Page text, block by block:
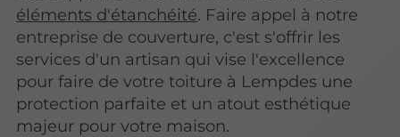
éléments d'étanchéité. Faire appel à notre
entreprise de couverture, c'est s'offrir les
services d'un artisan qui vise l'excellence
pour faire de votre toiture à Lempdes une
protection parfaite et un atout esthétique
majeur pour votre maison.